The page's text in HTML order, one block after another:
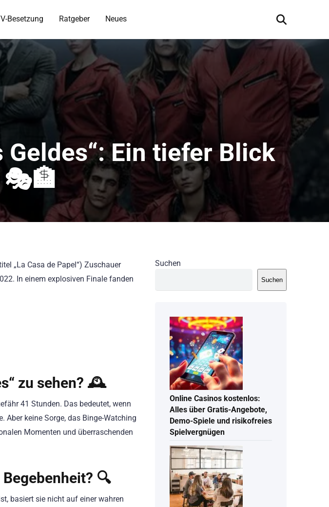
Besetzung Ratgeber Neues
Geldes“: Ein tiefer Blick
„La Casa de Papel“) Zuschauer
In einem explosiven Finale fanden
zu sehen? 🕰️
41 Stunden. Das bedeutet, wenn
Aber keine Sorge, das Binge-Watching
Momenten und überraschenden
🔍
basiert sie nicht auf einer wahren
Suchen
Suchen
Online Casinos kostenlos:
Alles über Gratis-Angebote,
Demo-Spiele und risikofreies
Spielvergnügen